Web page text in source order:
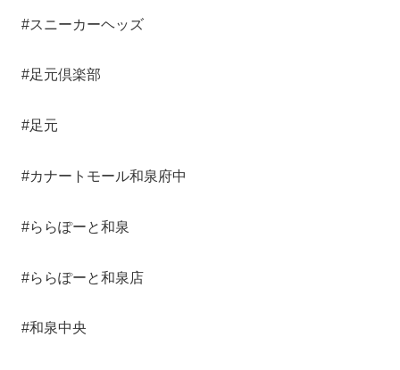
#スニーカーヘッズ
#足元倶楽部
#足元
#カナートモール和泉府中
#ららぽーと和泉
#ららぽーと和泉店
#和泉中央